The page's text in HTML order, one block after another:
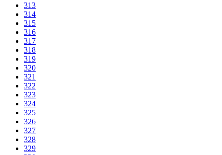
313
314
315
316
317
318
319
320
321
322
323
324
325
326
327
328
329